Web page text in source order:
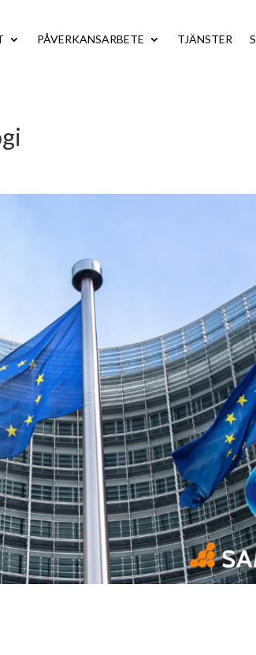
PÅVERKANSARBETE TJÄNSTER